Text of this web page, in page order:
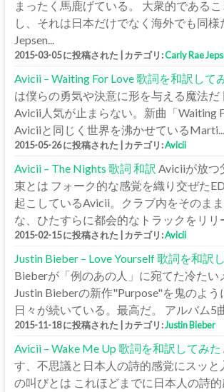
まったく馬鹿げている。 大衆的である
し、それは日本だけでなく海外でも同様
Jepsen...
2015-03-05 に投稿された カテゴリ:Carly Rae
Avicii – Waiting For Love 歌詞を和訳して
は僕らの勇気や決意に形を与える魔法だ
Avicii人気が止まらない。新曲「Waiting
Aviciiと同じく世界を沸かせているMarti...
2015-05-26 に投稿された カテゴリ:Avicii
Avicii – The Nights 歌詞 和訳 Aviciiが放つ
束とは フォーク的な感覚を織り交ぜた
起こしているAvicii。クラブ内をそのま
な、ひたすらに都会的なトラックをリリ
2015-02-15 に投稿された カテゴリ:Avicii
Justin Bieber – Love Yourself 歌詞を和訳
Bieberが「例のあの人」に宛てた冷たい
Justin Bieberの新作"Purpose"を鬼のよう
日々が続いている。最高だ。 アルバム5
2015-11-18 に投稿された カテゴリ:Justin Bieber
Avicii – Wake Me Up 歌詞を和訳してみた
す、不思議と日本人の詩的感覚にスッと
の叫びとは これほどまでに日本人の詩